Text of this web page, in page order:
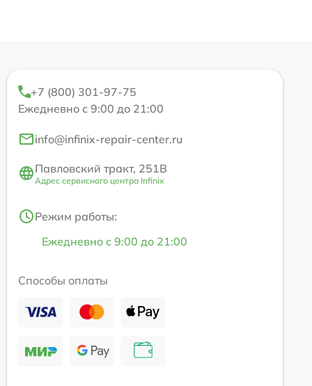
+7 (800) 301-97-75
Ежедневно с 9:00 до 21:00
info@infinix-repair-center.ru
Павловский тракт, 251В
Адрес сервисного центра Infinix
Режим работы:
Ежедневно с 9:00 до 21:00
Способы оплаты